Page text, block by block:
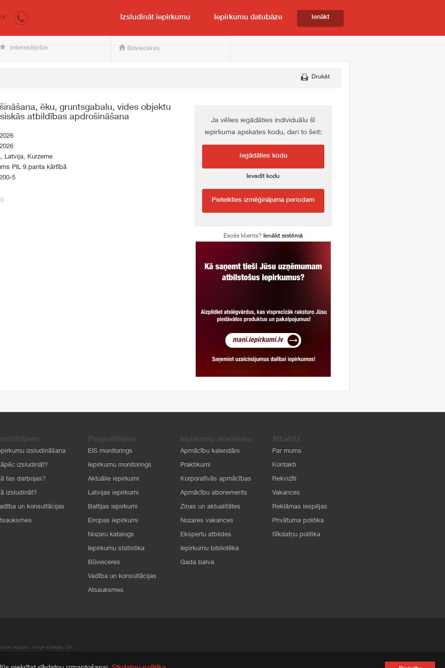
pircējam un pārdevējam
LV Izsludināt iepirkumu Iepirkumu datubāze Ienākt
Interesējošie Būvieceres
Drukāt
ēku, gruntsgabalu, vides objektu
atbildības apdrošināšana
Latvija, Kurzeme
PIL 9.panta kārtībā
5
Ja vēlies iegādāties individuālu šī
iepirkuma apskates kodu, dari to šeit:
Iegādāties kodu
Ievadīt kodu
Pieteikties izmēģinājuma periodam
Esošs klients? Ienākt sistēmā
izsludināšana
izsludināt?
tas darbojas?
izsludināt?
un konsultācijas
Piegādātājiem
EIS monitorings
Iepirkumu monitorings
Aktuālie iepirkumi
Latvijas iepirkumi
Baltijas iepirkumi
Eiropas iepirkumi
Nozaru katalogs
Iepirkumu statistika
Būvieceres
Vadība un konsultācijas
Atsauksmes
Iepirkumu akadēmija
Apmācību kalendārs
Praktikumi
Korporatīvās apmācības
Apmācību abonements
Ziņas un aktualitātes
Nozares vakances
Ekspertu atbildes
Iepirkumu bibliotēka
Gada balva
Atbalsts
Par mums
Kontakti
Rekvizīti
Vakances
Reklāmas iespējas
Privātuma politika
Sīkdatņu politika
atļaujas, stingri aizliegta. SIA